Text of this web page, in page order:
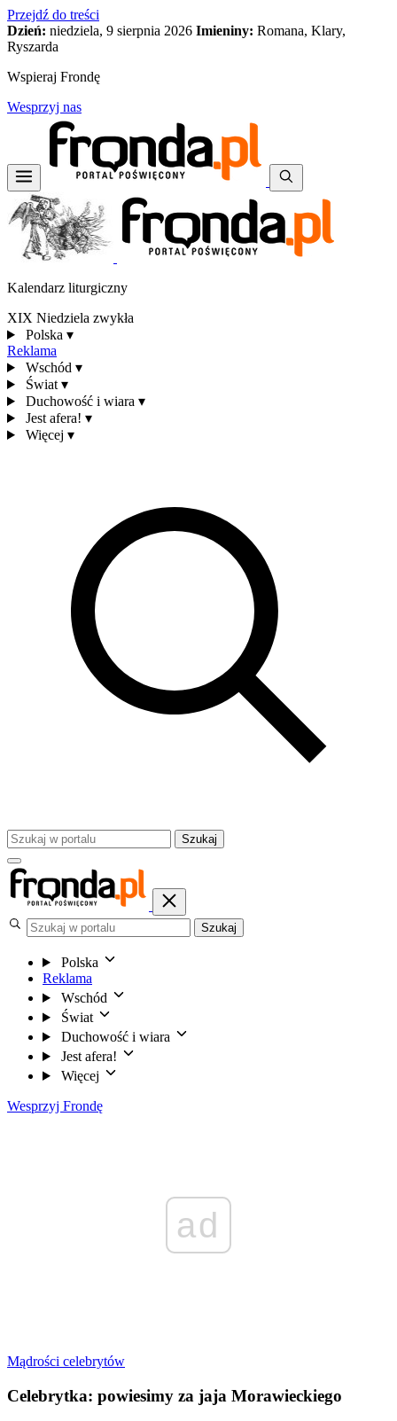
Przejdź do treści
Dzień: niedziela, 9 sierpnia 2026 Imieniny: Romana, Klary,
Ryszarda
Wspieraj Frondę
Wesprzyj nas
Kalendarz liturgiczny
XIX Niedziela zwykła
Polska ▾
Reklama
Wschód ▾
Świat ▾
Duchowość i wiara ▾
Jest afera! ▾
Więcej ▾
Szukaj
Szukaj
Polska
Reklama
Wschód
Świat
Duchowość i wiara
Jest afera!
Więcej
Wesprzyj Frondę
ad
Mądrości celebrytów
Celebrytka: powiesimy za jaja Morawieckiego